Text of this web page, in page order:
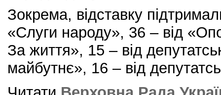
Зокрема, відставку
«Слуги народу», 36 – від
За життя», 15 – від
майбутнє», 16 – від